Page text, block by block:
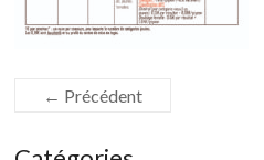
← Précédent